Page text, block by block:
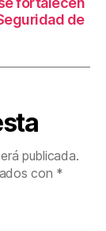
de
publicada.
con *